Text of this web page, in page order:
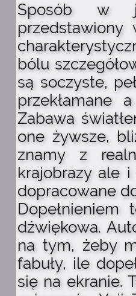
Sposób w
bólu
są soczyste,
przekłamane
Zabawa
one żywsze,
znamy z
krajobrazy ale
dopracowane
dźwiękowa.
na tym, żeby
fabuły, ile
się na ekranie.